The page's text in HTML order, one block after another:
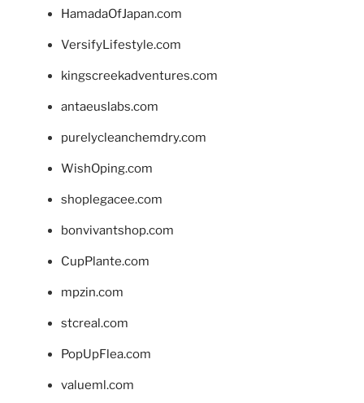
HamadaOfJapan.com
VersifyLifestyle.com
kingscreekadventures.com
antaeuslabs.com
purelycleanchemdry.com
WishOping.com
shoplegacee.com
bonvivantshop.com
CupPlante.com
mpzin.com
stcreal.com
PopUpFlea.com
valueml.com